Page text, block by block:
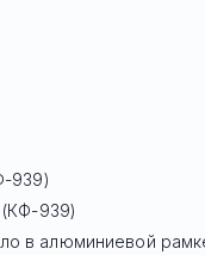
939)
939)
в алюминиевой